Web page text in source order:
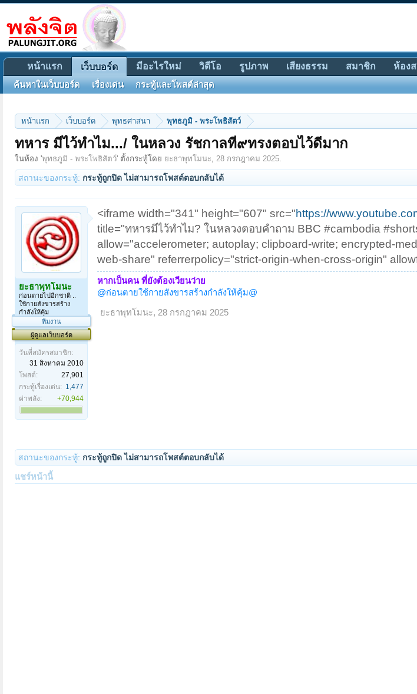
หน้าแรก เว็บบอร์ด พุทธศาสนา พุทธภูมิ - พระโพธิสัตว์
ทหาร มีไว้ทำไม.../ ในหลวง รัชกาลที่๙ทรงตอบไว้ดีมาก
ในห้อง 'พุทธภูมิ - พระโพธิสัตว์' ตั้งกระทู้โดย ยะธาพุทโมนะ, 28 กรกฎาคม 2025.
สถานะของกระทู้: กระทู้ถูกปิด ไม่สามารถโพสต์ตอบกลับได้
ยะธาพุทโมนะ
ก่อนตายไปอีกชาติ ..
ใช้กายสังขารสร้าง
กำลังให้คุ้ม
ทีมงาน
ผู้ดูแลเว็บบอร์ด
วันที่สมัครสมาชิก:
31 สิงหาคม 2010
โพสต์:
27,901
กระทู้เรื่องเด่น: 1,477
ค่าพลัง:
+70,944
<iframe width="341" height="607" src="https://
title="ทหารมีไว้ทำไม? ในหลวงตอบคำถาม BBC #cambodia
allow="accelerometer; autoplay; clipboard-write; encrypted-
web-share" referrerpolicy="strict-origin-when-cross-origin"
หากเป็นคน ที่ยังต้องเวียนว่าย
@ก่อนตายใช้กายสังขารสร้างกำลังให้คุ้ม@
ยะธาพุทโมนะ, 28 กรกฎาคม 2025
สถานะของกระทู้: กระทู้ถูกปิด ไม่สามารถโพสต์ตอบกลับได้
แชร์หน้านี้
หน้าแรก เว็บบอร์ด
ค้นหาในเว็บบอร์ด เรื่องเด่น กระทู้และโพสต์ล่าสุด
มีอะไรใหม่ วิดีโอ รูปภาพ เสียงธรรม สมาชิก ห้อง